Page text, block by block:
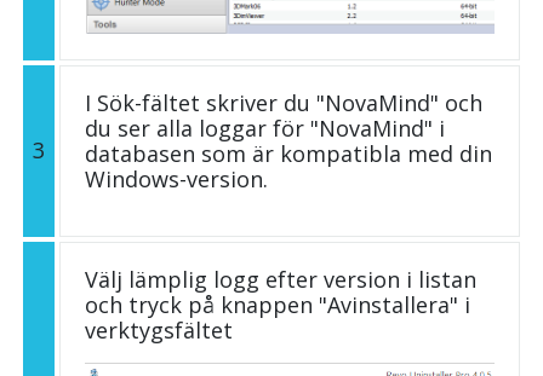
3
I Sök-fältet skriver du "NovaMind" och
du ser alla loggar för "NovaMind" i
databasen som är kompatibla med din
Windows-version.
Välj lämplig logg efter version i listan
och tryck på knappen "Avinstallera" i
verktygsfältet